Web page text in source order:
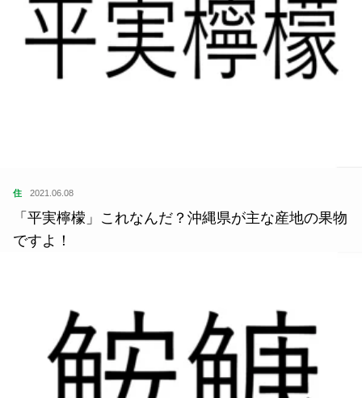
住 2021.06.08
「平実檸檬」これなんだ？沖縄県が主な産地の果物
ですよ！